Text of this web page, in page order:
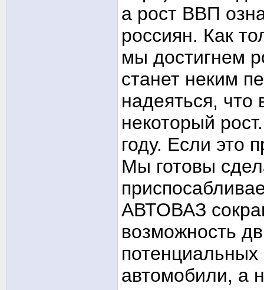
а рост ВВП
россиян. Как
мы достигнем
станет неким
надеяться, что
некоторый
году. Если это
Мы готовы
АВТОВАЗ
возможность
потенциальных
автомобили, а